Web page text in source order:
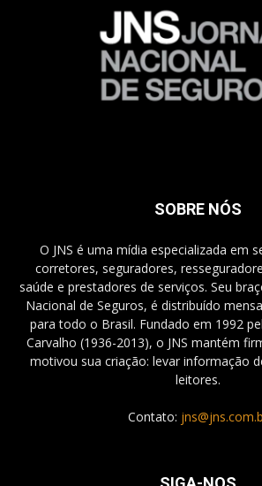
SOBRE NÓS
O JNS é uma mídia especializada em
corretores, seguradores,
saúde e prestadores de serviços. Seu
Nacional de Seguros, é distribuído
para todo o Brasil. Fundado em 1992
Carvalho (1936-2013), o JNS mantém
motivou sua criação: levar informação
leitores.
Contato: